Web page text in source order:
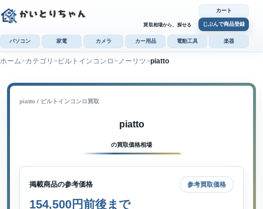
買取相場から、探せる
カート
じぶんで商品登録
パソコン 家電 カメラ カー用品 電動工具 楽器
ホーム カテゴリ ビルトインコンロ ノーリツ piatto
piatto / ビルトインコンロ買取
piatto
の買取価格相場
掲載商品の参考価格 参考買取価格
154,500円前後まで